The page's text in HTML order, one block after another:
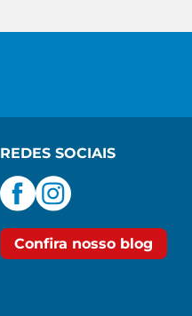
REDES SOCIAIS
Confira nosso blog